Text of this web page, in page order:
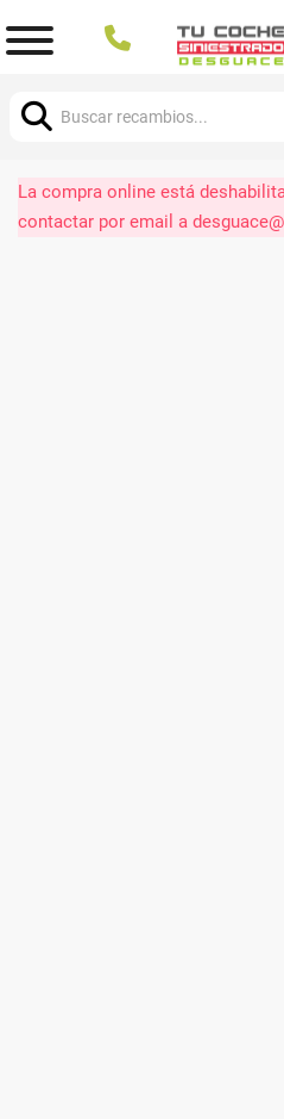
La compra online está
contactar por email a